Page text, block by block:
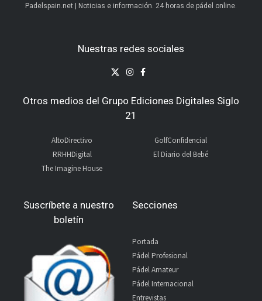
Padelspain.net | Noticias e información. 24 horas de pádel online.
Nuestras redes sociales
Otros medios del Grupo Ediciones Digitales Siglo
21
AltoDirectivo
RRHHDigital
The Imagine House
GolfConfidencial
El Diario del Bebé
Suscríbete a nuestro
boletín
Secciones
Portada
Pádel Profesional
Pádel Amateur
Pádel Internacional
Entrevistas